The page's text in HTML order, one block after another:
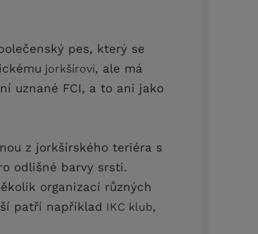
pes, který se
jorkšírovi, ale má
uznané FCI, a to ani jako
z jorkšírského teriéra s
odlišné barvy srsti.
organizací různých
patří například IKC klub,